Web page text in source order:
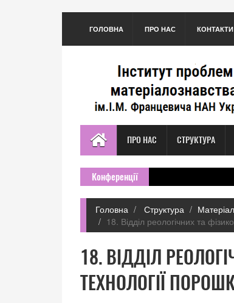
ГОЛОВНА ПРО НАС КОНТАКТИ
ПРО НАС СТРУКТУРА
Конференції
Головна Структура
18. Відділ реологічних та
18. ВІДДІЛ
ТЕХНОЛОГІЇ